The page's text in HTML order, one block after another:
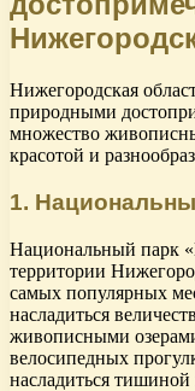
Нижегородская
природными
множество
красотой и
1.
Национальный парк
территории
самых популярных
насладиться
живописными
велосипедных
насладиться